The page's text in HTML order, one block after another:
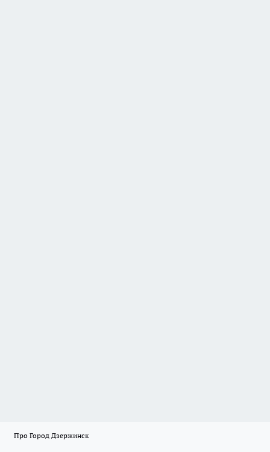
Про Город Дзержинск